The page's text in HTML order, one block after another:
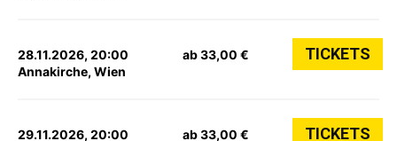
28.11.2026, 20:00
Annakirche, Wien
ab 33,00 € TICKETS
29.11.2026, 20:00
ab 33,00 € TICKETS